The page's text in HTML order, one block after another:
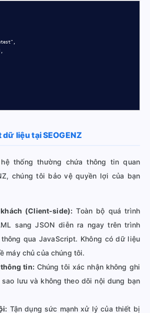
liệu tại SEOGENZ
thống thường chứa thông tin quan
chúng tôi bảo vệ quyền lợi của bạn
(Client-side): Toàn bộ quá trình
sang JSON diễn ra ngay trên trình
qua JavaScript. Không có dữ liệu
máy chủ của chúng tôi.
tin:Chúng tôi xác nhận không ghi
lưu và không theo dõi nội dung bạn
Tận dụng sức mạnh xử lý của thiết bị